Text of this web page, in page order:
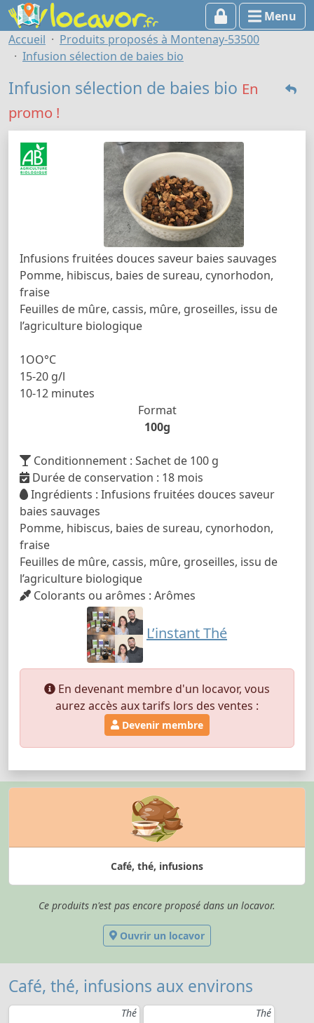
Menu
Accueil
Produits proposés à Montenay-53500
Infusion sélection de baies bio
Infusion sélection de baies bio En
promo !
Infusions fruitées douces saveur baies sauvages
Pomme, hibiscus, baies de sureau, cynorhodon,
fraise
Feuilles de mûre, cassis, mûre, groseilles, issu de
l’agriculture biologique
1OO°C
15-20 g/l
10-12 minutes
Format
100g
Conditionnement : Sachet de 100 g
Durée de conservation : 18 mois
Ingrédients : Infusions fruitées douces saveur
baies sauvages
Pomme, hibiscus, baies de sureau, cynorhodon,
fraise
Feuilles de mûre, cassis, mûre, groseilles, issu de
l’agriculture biologique
Colorants ou arômes : Arômes
L’instant Thé
En devenant membre d'un locavor, vous
aurez accès aux tarifs lors des ventes :
Devenir membre
Café, thé, infusions
Ce produits n'est pas encore proposé dans un locavor.
Ouvrir un locavor
Café, thé, infusions aux environs
Thé Thé